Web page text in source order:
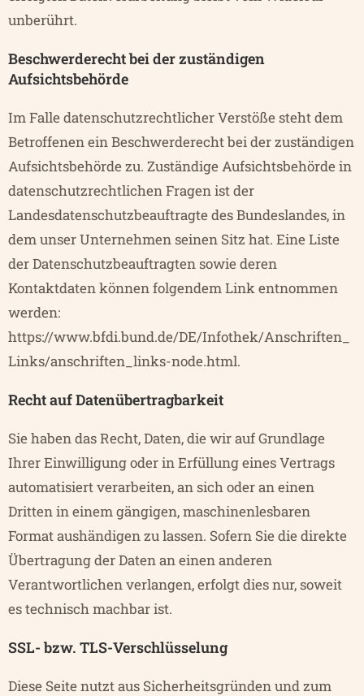
unberührt.
Beschwerderecht bei der zuständigen
Aufsichtsbehörde
Im Falle datenschutzrechtlicher Verstöße steht dem
Betroffenen ein Beschwerderecht bei der zuständigen
Aufsichtsbehörde zu. Zuständige Aufsichtsbehörde in
datenschutzrechtlichen Fragen ist der
Landesdatenschutzbeauftragte des Bundeslandes, in
dem unser Unternehmen seinen Sitz hat. Eine Liste
der Datenschutzbeauftragten sowie deren
Kontaktdaten können folgendem Link entnommen
werden:
https://www.bfdi.bund.de/DE/Infothek/Anschriften_
Links/anschriften_links-node.html.
Recht auf Datenübertragbarkeit
Sie haben das Recht, Daten, die wir auf Grundlage
Ihrer Einwilligung oder in Erfüllung eines Vertrags
automatisiert verarbeiten, an sich oder an einen
Dritten in einem gängigen, maschinenlesbaren
Format aushändigen zu lassen. Sofern Sie die direkte
Übertragung der Daten an einen anderen
Verantwortlichen verlangen, erfolgt dies nur, soweit
es technisch machbar ist.
SSL- bzw. TLS-Verschlüsselung
Diese Seite nutzt aus Sicherheitsgründen und zum